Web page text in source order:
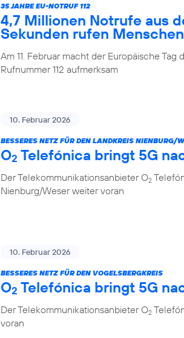
35 JAHRE EU-NOTRUF 112
4,7 Millionen Notrufe aus
Sekunden rufen
Am 11. Februar macht der Europäische
Rufnummer 112 aufmerksam
10. Februar 2026
BESSERES NETZ FÜR DEN LANDKREIS NIENBURG/
O2 Telefónica bringt 5G
Der Telekommunikationsanbieter O2
Nienburg/Weser weiter voran
10. Februar 2026
BESSERES NETZ FÜR DEN VOGELSBERGKREIS
O2 Telefónica bringt 5G
Der Telekommunikationsanbieter O2
voran